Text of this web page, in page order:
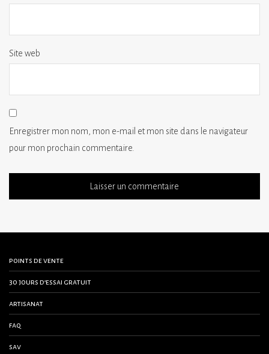
Site web
Enregistrer mon nom, mon e-mail et mon site dans le navigateur
pour mon prochain commentaire.
points de vente
30 jours d’essai gratuit
artisanat
faq
sav